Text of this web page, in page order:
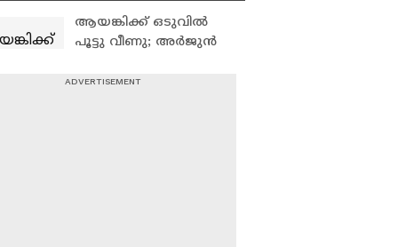
കരുതൽ തടങ്കലിലാക്കി
പൊലീസ്
ആയങ്കിക്ക് ഒടുവിൽ
പൂട്ടു വീണു; അർജുൻ
സ്പെഷ്യൽ സബ്